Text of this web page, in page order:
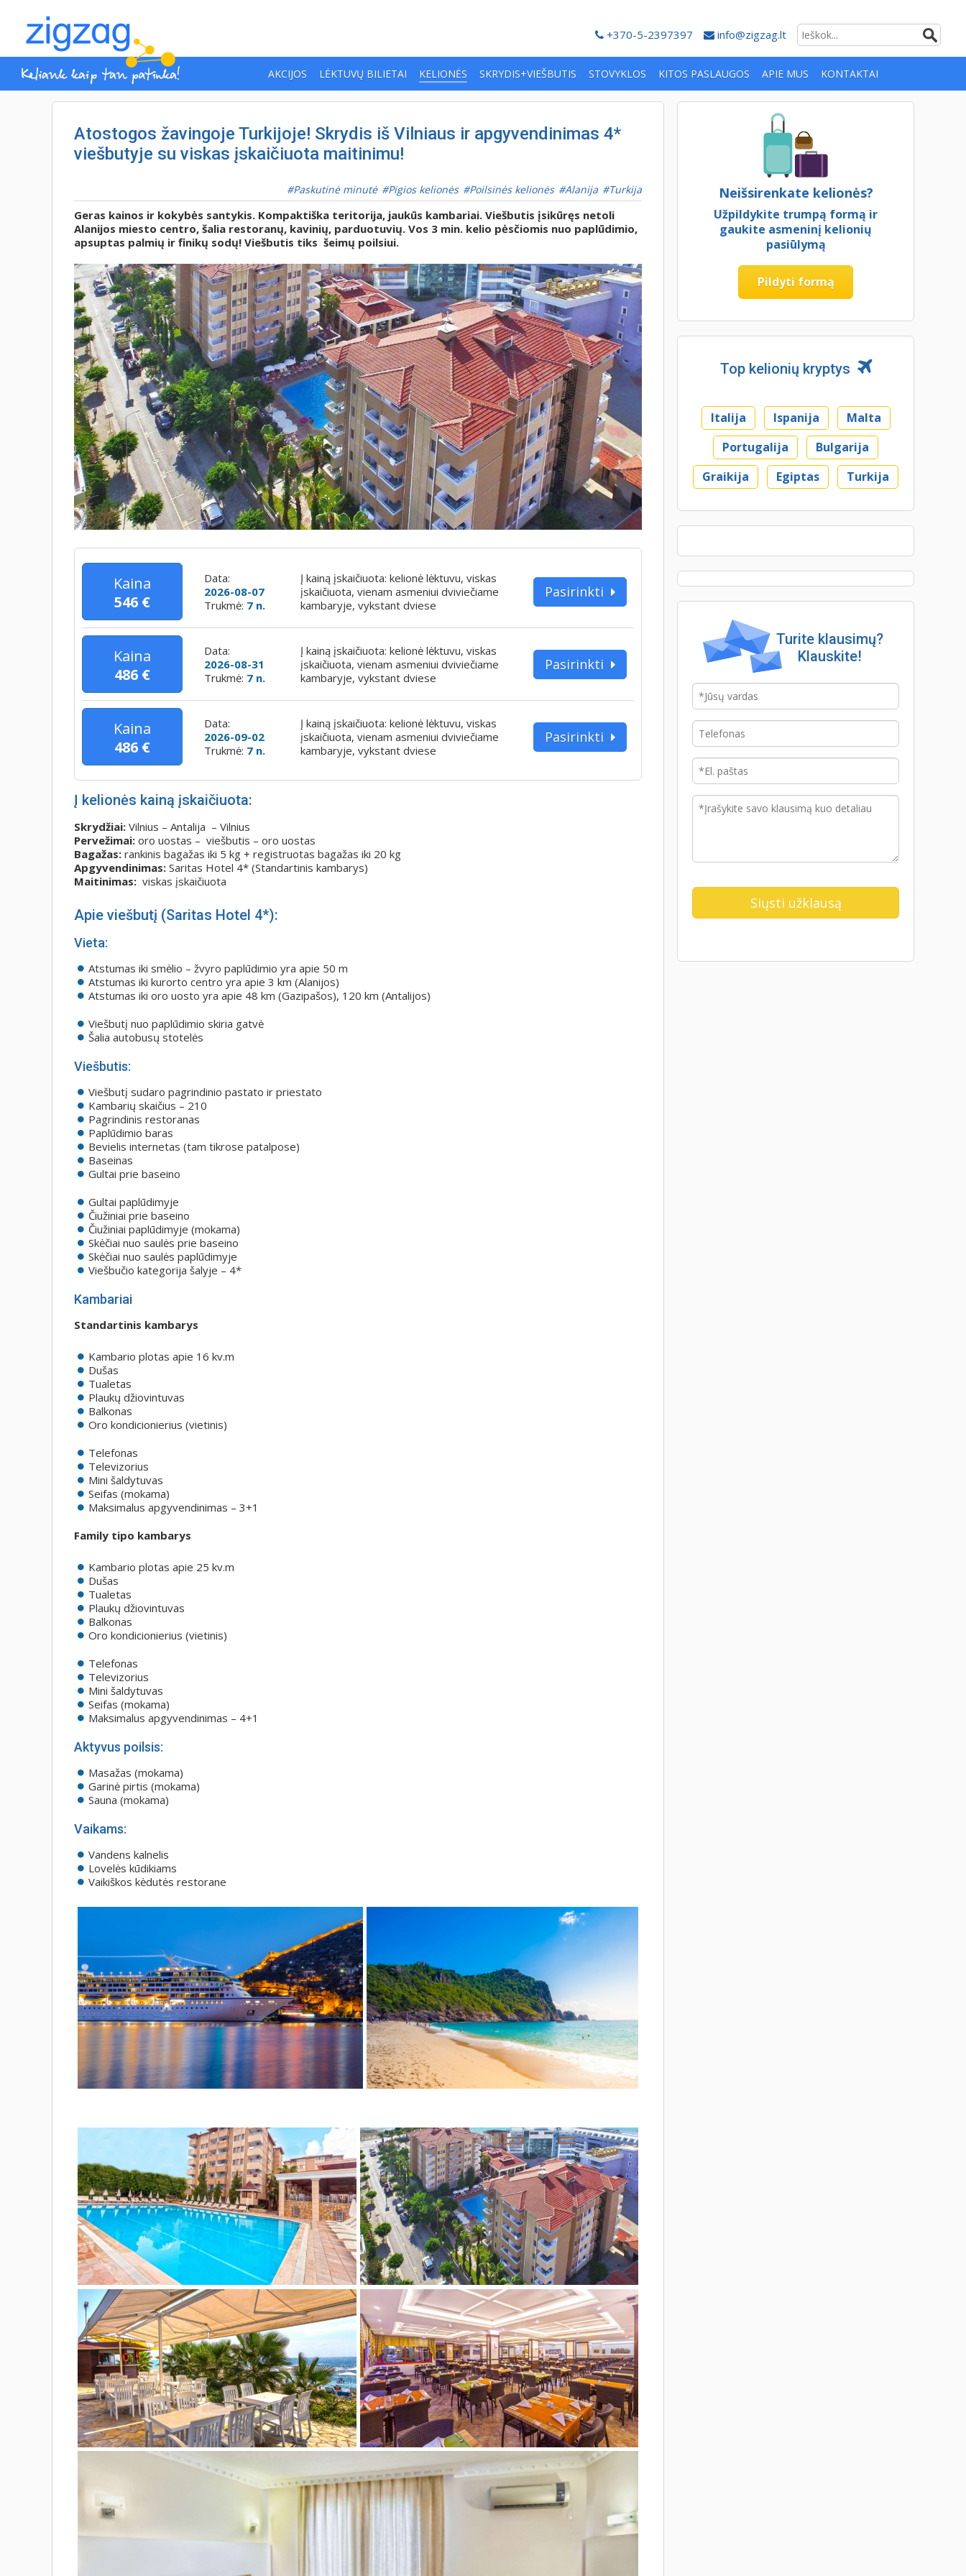
+370-5-2397397 info@zigzag.lt
AKCIJOS LĖKTUVŲ BILIETAI KELIONĖS SKRYDIS+VIEŠBUTIS STOVYKLOS KITOS PASLAUGOS APIE MUS KONTAKTAI
Atostogos žavingoje Turkijoje! Skrydis iš Vilniaus ir apgyvendinimas 4*
viešbutyje su viskas įskaičiuota maitinimu!
Paskutinė minutė Pigios kelionės Poilsinės kelionės Alanija Turkija
Geras kainos ir kokybės santykis. Kompaktiška teritorija, jaukūs kambariai. Viešbutis įsikūręs netoli
Alanijos miesto centro, šalia restoranų, kavinių, parduotuvių. Vos 3 min. kelio pėsčiomis nuo paplūdimio,
apsuptas palmių ir finikų sodų! Viešbutis tiks šeimų poilsiui.
Kaina
546 €
Data:
2026-08-07
Trukmė: 7 n.
Į kainą įskaičiuota: kelionė lėktuvu, viskas
įskaičiuota, vienam asmeniui dviviečiame
kambaryje, vykstant dviese
Pasirinkti
Kaina
486 €
Data:
2026-08-31
Trukmė: 7 n.
Į kainą įskaičiuota: kelionė lėktuvu, viskas
įskaičiuota, vienam asmeniui dviviečiame
kambaryje, vykstant dviese
Pasirinkti
Kaina
486 €
Data:
2026-09-02
Trukmė: 7 n.
Į kainą įskaičiuota: kelionė lėktuvu, viskas
įskaičiuota, vienam asmeniui dviviečiame
kambaryje, vykstant dviese
Pasirinkti
Į kelionės kainą įskaičiuota:
Skrydžiai: Vilnius – Antalija – Vilnius
Pervežimai: oro uostas – viešbutis – oro uostas
Bagažas: rankinis bagažas iki 5 kg + registruotas bagažas iki 20 kg
Apgyvendinimas: Saritas Hotel 4* (Standartinis kambarys)
Maitinimas: viskas įskaičiuota
Apie viešbutį (Saritas Hotel 4*):
Vieta:
Atstumas iki smėlio – žvyro paplūdimio yra apie 50 m
Atstumas iki kurorto centro yra apie 3 km (Alanijos)
Atstumas iki oro uosto yra apie 48 km (Gazipašos), 120 km (Antalijos)
Viešbutį nuo paplūdimio skiria gatvė
Šalia autobusų stotelės
Viešbutis:
Viešbutį sudaro pagrindinio pastato ir priestato
Kambarių skaičius – 210
Pagrindinis restoranas
Paplūdimio baras
Bevielis internetas (tam tikrose patalpose)
Baseinas
Gultai prie baseino
Gultai paplūdimyje
Čiužiniai prie baseino
Čiužiniai paplūdimyje (mokama)
Skėčiai nuo saulės prie baseino
Skėčiai nuo saulės paplūdimyje
Viešbučio kategorija šalyje – 4*
Kambariai
Standartinis kambarys
Kambario plotas apie 16 kv.m
Dušas
Tualetas
Plaukų džiovintuvas
Balkonas
Oro kondicionierius (vietinis)
Telefonas
Televizorius
Mini šaldytuvas
Seifas (mokama)
Maksimalus apgyvendinimas – 3+1
Family tipo kambarys
Kambario plotas apie 25 kv.m
Dušas
Tualetas
Plaukų džiovintuvas
Balkonas
Oro kondicionierius (vietinis)
Telefonas
Televizorius
Mini šaldytuvas
Seifas (mokama)
Maksimalus apgyvendinimas – 4+1
Aktyvus poilsis:
Masažas (mokama)
Garinė pirtis (mokama)
Sauna (mokama)
Vaikams:
Vandens kalnelis
Lovelės kūdikiams
Vaikiškos kėdutės restorane
Neišsirenkate kelionės?
Užpildykite trumpą formą ir
gaukite asmeninį kelionių
pasiūlymą
Pildyti formą
Top kelionių kryptys
Italija Ispanija
Malta
Portugalija
Bulgarija
Graikija
Egiptas Turkija
Turite klausimų?
Klauskite!